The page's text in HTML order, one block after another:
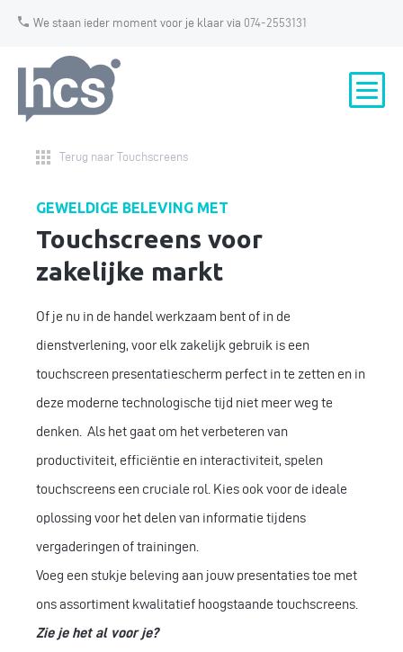
We staan ieder moment voor je klaar via 074-2553131
Terug naar Touchscreens
GEWELDIGE BELEVING MET
Touchscreens voor
zakelijke markt
Of je nu in de handel werkzaam bent of in de
dienstverlening, voor elk zakelijk gebruik is een
touchscreen presentatiescherm perfect in te zetten en in
deze moderne technologische tijd niet meer weg te
denken. Als het gaat om het verbeteren van
productiviteit, efficiëntie en interactiviteit, spelen
touchscreens een cruciale rol. Kies ook voor de ideale
oplossing voor het delen van informatie tijdens
vergaderingen of trainingen.
Voeg een stukje beleving aan jouw presentaties toe met
ons assortiment kwalitatief hoogstaande touchscreens.
Zie je het al voor je?